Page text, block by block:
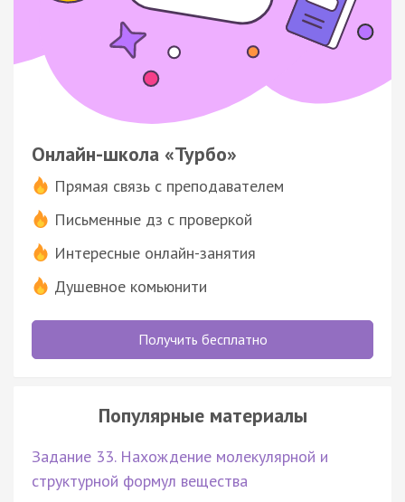
Онлайн-школа «Турбо»
Прямая связь с преподавателем
Письменные дз с проверкой
Интересные онлайн-занятия
Душевное комьюнити
Получить бесплатно
Популярные материалы
Задание 33. Нахождение молекулярной и
структурной формул вещества